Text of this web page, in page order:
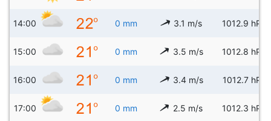
14:00 0 mm 3.1 m/s 1012.9 hPa
15:00 0 mm 3.5 m/s 1012.8 hPa
16:00 0 mm 3.4 m/s 1012.7 hPa
17:00 0 mm 2.5 m/s 1012.3 hPa